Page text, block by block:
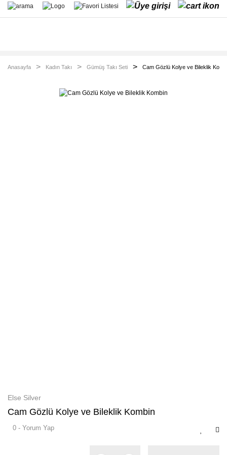
Anasayfa Kadın Takı Gümüş Takı Seti Cam Gözlü Kolye ve Bileklik
Else Silver
Cam Gözlü Kolye ve Bileklik Kombin
0 - Yorum Yap